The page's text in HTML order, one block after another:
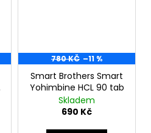
780 KČ –11 %
Smart Brothers Smart
Yohimbine HCL 90 tab
Skladem
690 Kč